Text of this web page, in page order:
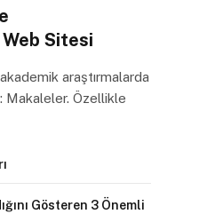
Sitesi
araştırmalarda
Makaleler. Özellikle
Gösteren 3 Önemli